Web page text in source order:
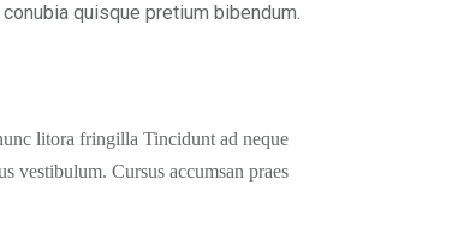
quisque pretium bibendum.
litora fringilla Tincidunt ad neque
vestibulum. Cursus accumsan praes